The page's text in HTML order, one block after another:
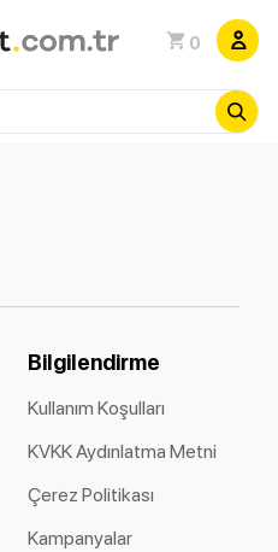
0
Bilgilendirme
Kullanım Koşulları
KVKK Aydınlatma Metni
Çerez Politikası
Kampanyalar